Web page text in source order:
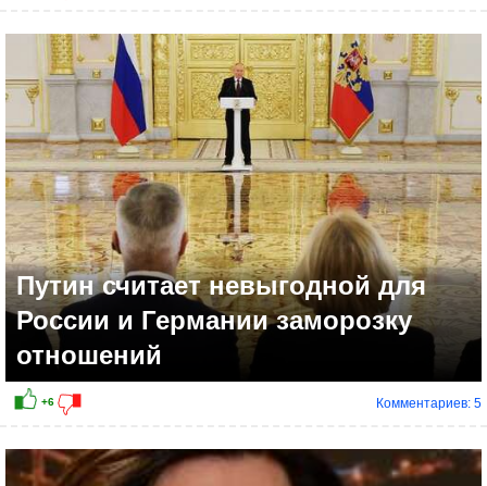
+2
Путин считает невыгодной для
России и Германии заморозку
отношений
Комментариев: 5